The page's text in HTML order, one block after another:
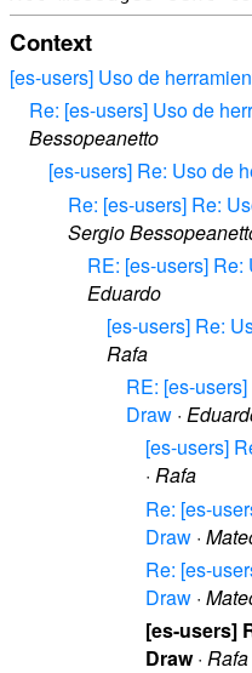
Context
[es-users] Uso de
Re: [es-users] Uso de
Bessopeanetto
[es-users] Re: Uso de
Re: [es-users] Re:
Sergio
RE: [es-users]
Eduardo
[es-users] Re:
Rafa
RE: [es-
Draw ·
[es-users]
· Rafa
Re: [es-
Draw ·
Re: [es-
Draw ·
[es-users]
Draw· Rafa